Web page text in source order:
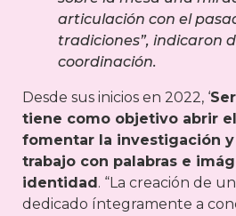
articulación con el
tradiciones”, indicaron
coordinación.
Desde sus inicios en 2022, ‘
tiene como objetivo abrir
fomentar la investigación y
trabajo con palabras e
identidad . “La creación de
dedicado íntegramente a